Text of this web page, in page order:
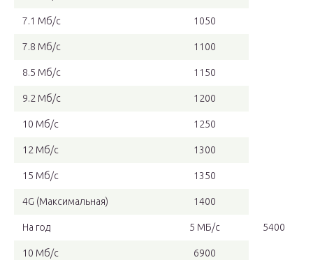
7.1 Мб/с 1050
7.8 Мб/с 1100
8.5 Мб/с 1150
9.2 Мб/с 1200
10 Мб/с 1250
12 Мб/с 1300
15 Мб/с 1350
4G (Максимальная) 1400
На год 5 МБ/с 5400
10 Мб/с 6900